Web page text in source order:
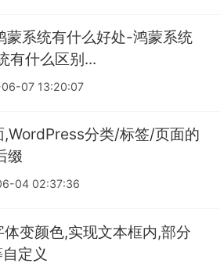
蒙系统有什么好处-鸿蒙系统
有什么区别...
07 13:20:07
分类/标签/页面的
缀
04 02:37:36
变颜色,实现文本框内,部分
定义